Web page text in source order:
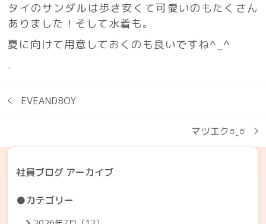
タイのサンダルは歩き安くて可愛いのもたくさん
ありました！そして水着も。
夏に向けて用意しておくのも良いですね^_^
.
EVEANDBOY
マツエク𖠶ˬ𖠶
社員ブログ アーカイブ
●カテゴリー